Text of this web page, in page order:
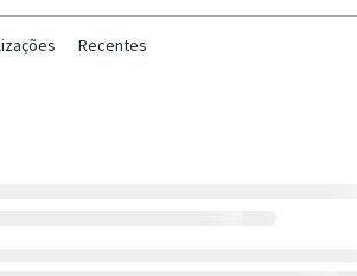
Recentes